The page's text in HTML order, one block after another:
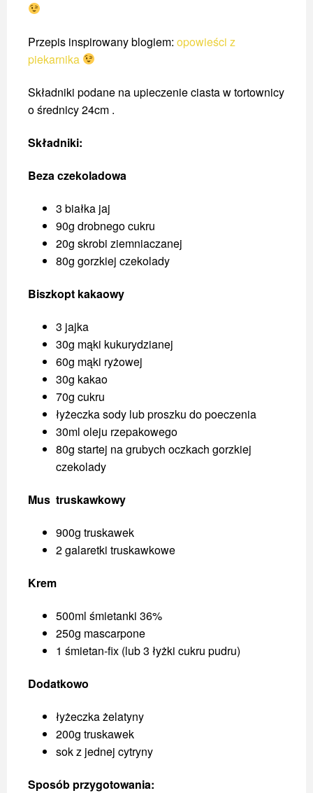
Przepis inspirowany blogiem: opowieści z
piekarnika
Składniki podane na upieczenie ciasta w tortownicy
o średnicy 24cm .
Składniki:
Beza czekoladowa
3 białka jaj
90g drobnego cukru
20g skrobi ziemniaczanej
80g gorzkiej czekolady
Biszkopt kakaowy
3 jajka
30g mąki kukurydzianej
60g mąki ryżowej
30g kakao
70g cukru
łyżeczka sody lub proszku do poeczenia
30ml oleju rzepakowego
80g startej na grubych oczkach gorzkiej
czekolady
Mus truskawkowy
900g truskawek
2 galaretki truskawkowe
Krem
500ml śmietanki 36%
250g mascarpone
1 śmietan-fix (lub 3 łyżki cukru pudru)
Dodatkowo
łyżeczka żelatyny
200g truskawek
sok z jednej cytryny
Sposób przygotowania: